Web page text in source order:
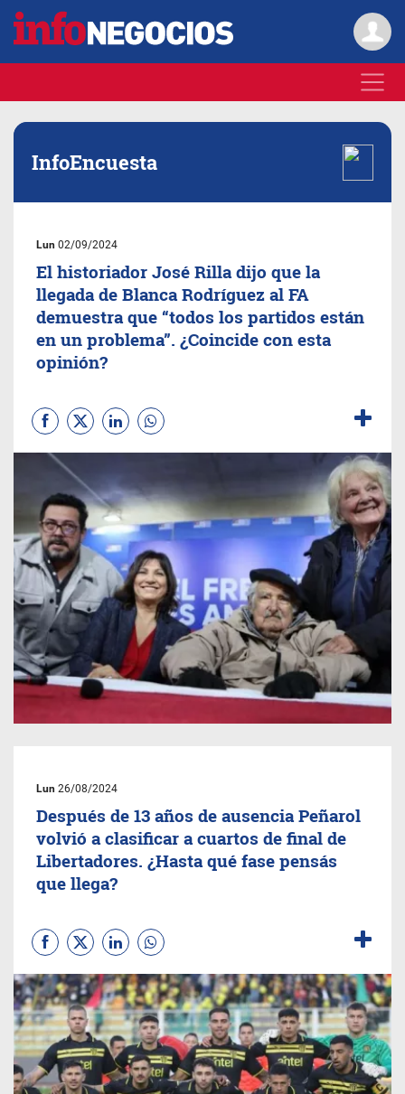
InfoEncuesta
Lun 02/09/2024
El historiador José Rilla dijo que la
llegada de Blanca Rodríguez al FA
demuestra que “todos los partidos están
en un problema”. ¿Coincide con esta
opinión?
Lun 26/08/2024
Después de 13 años de ausencia Peñarol
volvió a clasificar a cuartos de final de
Libertadores. ¿Hasta qué fase pensás
que llega?